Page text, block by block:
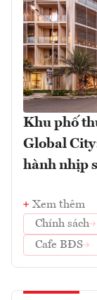
Khu phố
Global
hành nhịp
Xem thêm
Chính sách
Cafe BĐS